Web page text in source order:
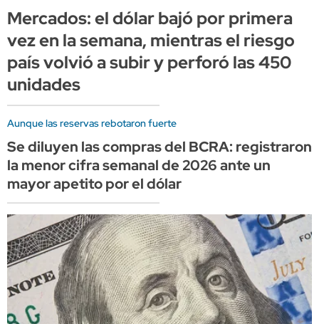
Mercados: el dólar bajó por primera
vez en la semana, mientras el riesgo
país volvió a subir y perforó las 450
unidades
Aunque las reservas rebotaron fuerte
Se diluyen las compras del BCRA: registraron
la menor cifra semanal de 2026 ante un
mayor apetito por el dólar